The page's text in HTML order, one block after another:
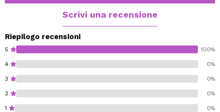
Scrivi una recensione
Riepilogo recensioni
5 100%
4 0%
3 0%
2 0%
1 0%